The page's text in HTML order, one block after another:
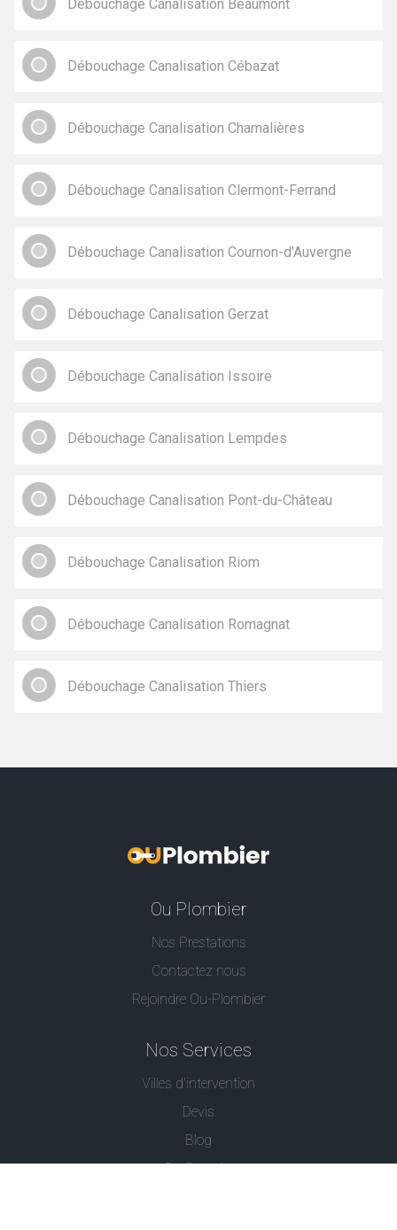
Débouchage Canalisation Beaumont
Débouchage Canalisation Cébazat
Débouchage Canalisation Chamalières
Débouchage Canalisation Clermont-Ferrand
Débouchage Canalisation Cournon-d'Auvergne
Débouchage Canalisation Gerzat
Débouchage Canalisation Issoire
Débouchage Canalisation Lempdes
Débouchage Canalisation Pont-du-Château
Débouchage Canalisation Riom
Débouchage Canalisation Romagnat
Débouchage Canalisation Thiers
Ou Plombier
Nos Prestations
Contactez nous
Rejoindre Ou-Plombier
Nos Services
Villes d'intervention
Devis
Blog
Ou Serrurier